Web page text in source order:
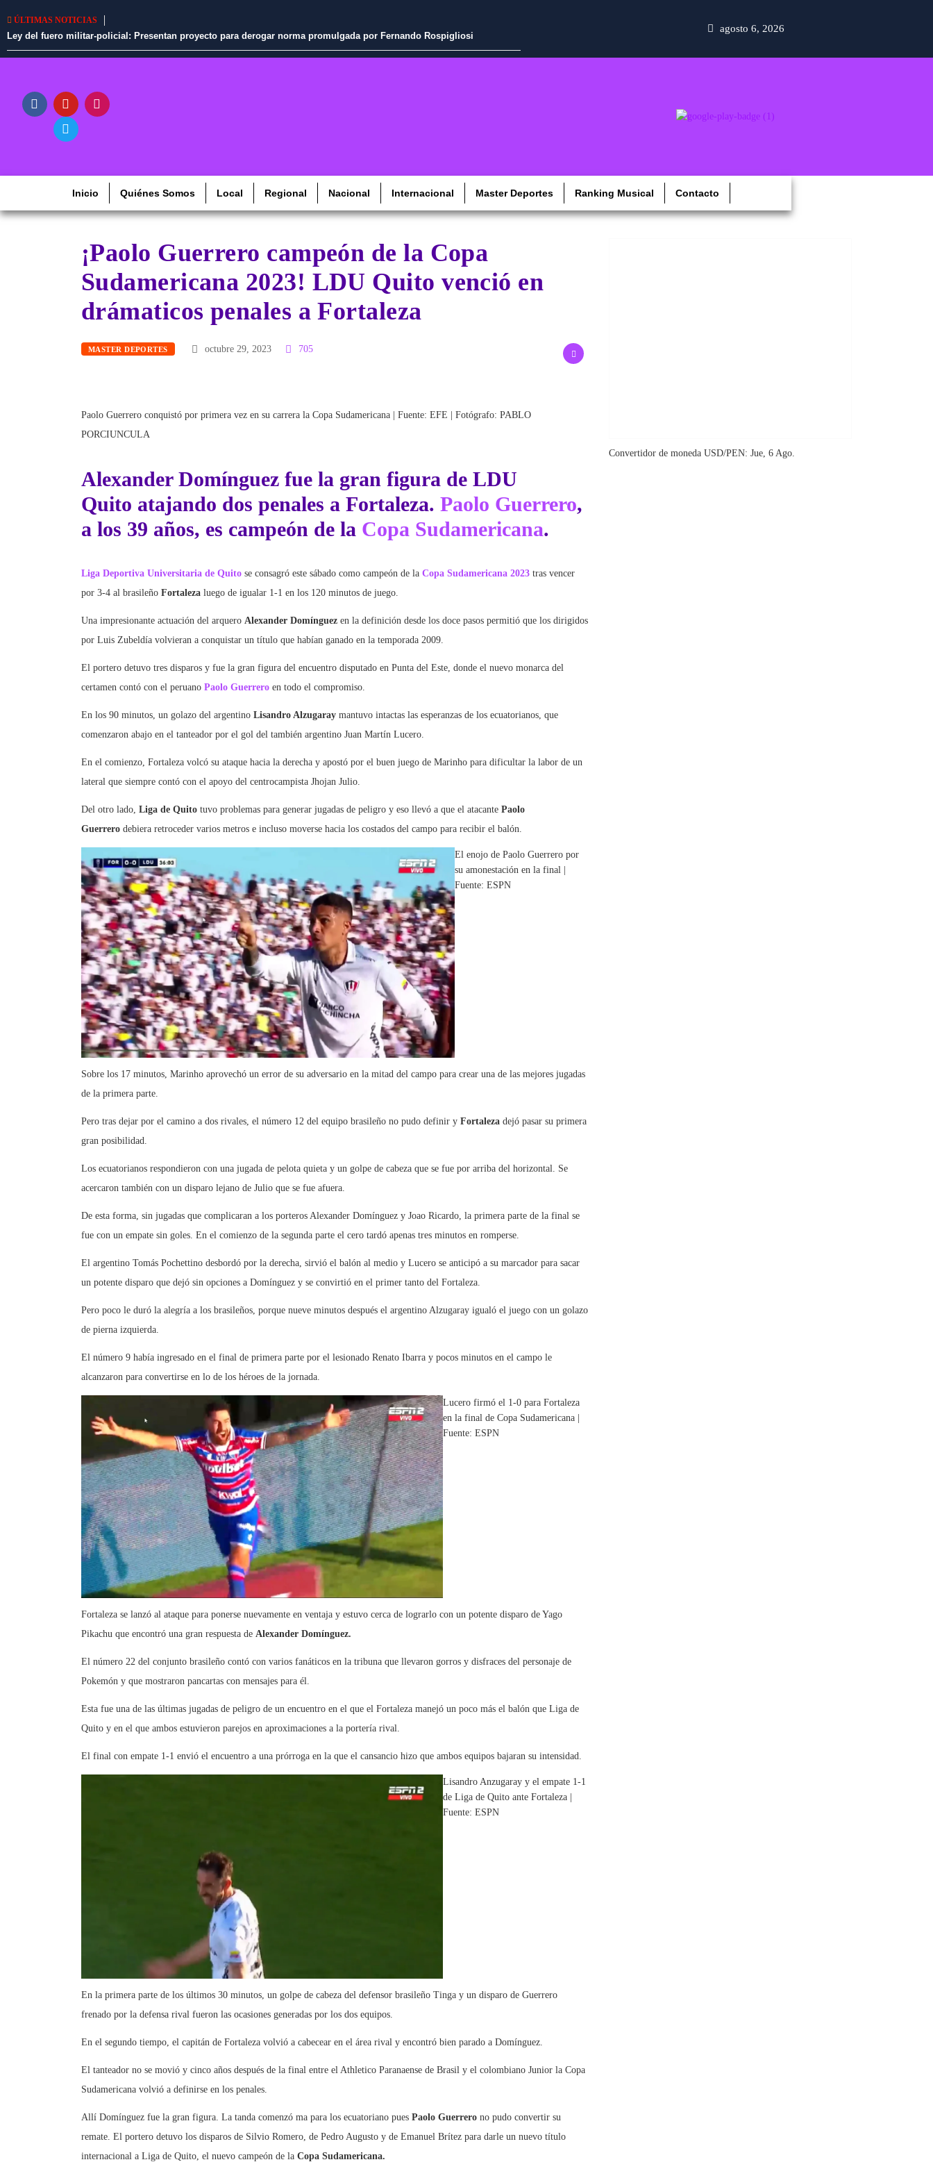
ÚLTIMAS NOTICIAS
Ley del fuero militar-policial: Presentan proyecto para derogar norma promulgada por Fernando Rospigliosi
agosto 6, 2026
Inicio Quiénes Somos Local Regional Nacional Internacional Master Deportes Ranking Musical Contacto
¡Paolo Guerrero campeón de la Copa
Sudamericana 2023! LDU Quito venció en
drámaticos penales a Fortaleza
MASTER DEPORTES octubre 29, 2023 705
Paolo Guerrero conquistó por primera vez en su carrera la Copa Sudamericana | Fuente: EFE | Fotógrafo: PABLO
PORCIUNCULA
Alexander Domínguez fue la gran figura de LDU
Quito atajando dos penales a Fortaleza. Paolo Guerrero,
a los 39 años, es campeón de la Copa Sudamericana.
Liga Deportiva Universitaria de Quito se consagró este sábado como campeón de la Copa Sudamericana 2023 tras vencer
por 3-4 al brasileño Fortaleza luego de igualar 1-1 en los 120 minutos de juego.
Una impresionante actuación del arquero Alexander Domínguez en la definición desde los doce pasos permitió que los dirigidos
por Luis Zubeldía volvieran a conquistar un título que habían ganado en la temporada 2009.
El portero detuvo tres disparos y fue la gran figura del encuentro disputado en Punta del Este, donde el nuevo monarca del
certamen contó con el peruano Paolo Guerrero en todo el compromiso.
En los 90 minutos, un golazo del argentino Lisandro Alzugaray mantuvo intactas las esperanzas de los ecuatorianos, que
comenzaron abajo en el tanteador por el gol del también argentino Juan Martín Lucero.
En el comienzo, Fortaleza volcó su ataque hacia la derecha y apostó por el buen juego de Marinho para dificultar la labor de un
lateral que siempre contó con el apoyo del centrocampista Jhojan Julio.
Del otro lado, Liga de Quito tuvo problemas para generar jugadas de peligro y eso llevó a que el atacante Paolo
Guerrero debiera retroceder varios metros e incluso moverse hacia los costados del campo para recibir el balón.
El enojo de Paolo Guerrero por
su amonestación en la final |
Fuente: ESPN
Sobre los 17 minutos, Marinho aprovechó un error de su adversario en la mitad del campo para crear una de las mejores jugadas
de la primera parte.
Pero tras dejar por el camino a dos rivales, el número 12 del equipo brasileño no pudo definir y Fortaleza dejó pasar su primera
gran posibilidad.
Los ecuatorianos respondieron con una jugada de pelota quieta y un golpe de cabeza que se fue por arriba del horizontal. Se
acercaron también con un disparo lejano de Julio que se fue afuera.
De esta forma, sin jugadas que complicaran a los porteros Alexander Domínguez y Joao Ricardo, la primera parte de la final se
fue con un empate sin goles. En el comienzo de la segunda parte el cero tardó apenas tres minutos en romperse.
El argentino Tomás Pochettino desbordó por la derecha, sirvió el balón al medio y Lucero se anticipó a su marcador para sacar
un potente disparo que dejó sin opciones a Domínguez y se convirtió en el primer tanto del Fortaleza.
Pero poco le duró la alegría a los brasileños, porque nueve minutos después el argentino Alzugaray igualó el juego con un golazo
de pierna izquierda.
El número 9 había ingresado en el final de primera parte por el lesionado Renato Ibarra y pocos minutos en el campo le
alcanzaron para convertirse en lo de los héroes de la jornada.
Lucero firmó el 1-0 para Fortaleza
en la final de Copa Sudamericana |
Fuente: ESPN
Fortaleza se lanzó al ataque para ponerse nuevamente en ventaja y estuvo cerca de lograrlo con un potente disparo de Yago
Pikachu que encontró una gran respuesta de Alexander Domínguez.
El número 22 del conjunto brasileño contó con varios fanáticos en la tribuna que llevaron gorros y disfraces del personaje de
Pokemón y que mostraron pancartas con mensajes para él.
Esta fue una de las últimas jugadas de peligro de un encuentro en el que el Fortaleza manejó un poco más el balón que Liga de
Quito y en el que ambos estuvieron parejos en aproximaciones a la portería rival.
El final con empate 1-1 envió el encuentro a una prórroga en la que el cansancio hizo que ambos equipos bajaran su intensidad.
Lisandro Anzugaray y el empate 1-1
de Liga de Quito ante Fortaleza |
Fuente: ESPN
En la primera parte de los últimos 30 minutos, un golpe de cabeza del defensor brasileño Tinga y un disparo de Guerrero
frenado por la defensa rival fueron las ocasiones generadas por los dos equipos.
En el segundo tiempo, el capitán de Fortaleza volvió a cabecear en el área rival y encontró bien parado a Domínguez.
El tanteador no se movió y cinco años después de la final entre el Athletico Paranaense de Brasil y el colombiano Junior la Copa
Sudamericana volvió a definirse en los penales.
Allí Domínguez fue la gran figura. La tanda comenzó ma para los ecuatoriano pues Paolo Guerrero no pudo convertir su
remate. El portero detuvo los disparos de Silvio Romero, de Pedro Augusto y de Emanuel Brítez para darle un nuevo título
internacional a Liga de Quito, el nuevo campeón de la Copa Sudamericana.
Convertidor de moneda USD/PEN: Jue, 6 Ago.